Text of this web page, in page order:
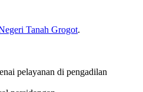
Tanah Grogot.
pelayanan di pengadilan